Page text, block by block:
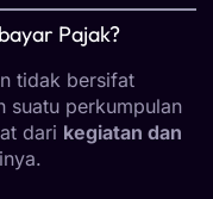
Pajak?
tidak bersifat
suatu perkumpulan
dari kegiatan dan